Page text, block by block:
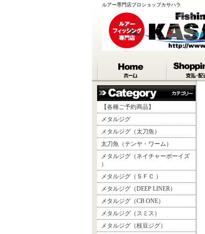
ルアー専門店プロショップカサハラ
【各種ご予約商品】
メタルジグ
メタルジグ（太刀魚）
太刀魚（テンヤ・ワーム）
メタルジグ（ネイチャーボーイズ
）
メタルジグ（ＳＦＣ ）
メタルジグ（DEEP LINER）
メタルジグ（CB ONE）
メタルジグ（スミス）
メタルジグ（枝豆ジグ）